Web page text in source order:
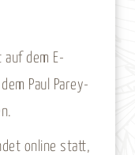
auf dem E-
Paul Parey-
online statt,